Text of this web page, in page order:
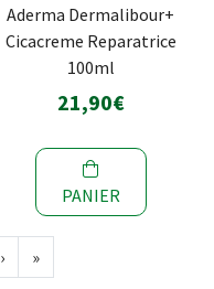
Aderma Dermalibour+
Cicacreme Reparatrice
100ml
21,90€
PANIER
› »